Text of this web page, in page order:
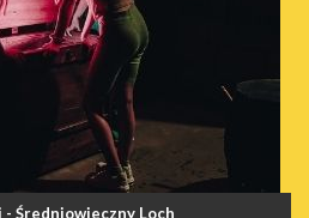
- Średniowieczny Loch